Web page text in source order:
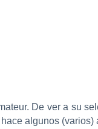
De ver a su
algunos (varios)